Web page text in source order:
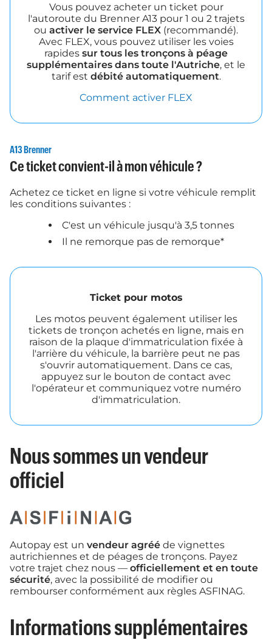
Vous pouvez acheter un ticket pour
l'autoroute du Brenner A13 pour 1 ou 2 trajets
ou activer le service FLEX (recommandé).
Avec FLEX, vous pouvez utiliser les voies
rapides sur tous les tronçons à péage
supplémentaires dans toute l'Autriche, et le
tarif est débité automatiquement.
Comment activer FLEX
A13 Brenner
Ce ticket convient-il à mon véhicule ?
Achetez ce ticket en ligne si votre véhicule remplit
les conditions suivantes :
C'est un véhicule jusqu'à 3,5 tonnes
Il ne remorque pas de remorque*
Ticket pour motos
Les motos peuvent également utiliser les
tickets de tronçon achetés en ligne, mais en
raison de la plaque d'immatriculation fixée à
l'arrière du véhicule, la barrière peut ne pas
s'ouvrir automatiquement. Dans ce cas,
appuyez sur le bouton de contact avec
l'opérateur et communiquez votre numéro
d'immatriculation.
Nous sommes un vendeur
officiel
Autopay est un vendeur agréé de vignettes
autrichiennes et de péages de tronçons. Payez
votre trajet chez nous — officiellement et en toute
sécurité, avec la possibilité de modifier ou
rembourser conformément aux règles ASFINAG.
Informations supplémentaires